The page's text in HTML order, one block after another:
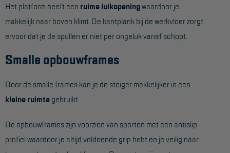
Projectvoorbeelden
KEURING
Keuring en Inspectie
Ladders en trappen
Steigers
Valbeveiliging
Reparatie en onderhoud
Het platform heeft een ruime luikopeningwaardoor je
makkelijk naar boven klimt. De kantplank bij de werkvloer zorgt
ervoor dat je de spullen er niet per ongeluk vanaf schopt.
Smalle opbouwframes
Door de smalle frames kan je de steiger makkelijker in een
kleine ruimte gebruikt.
De opbouwframes zijn voorzien van sporten met een antislip
profiel waardoor je altijd voldoende grip hebt en je veilig naar